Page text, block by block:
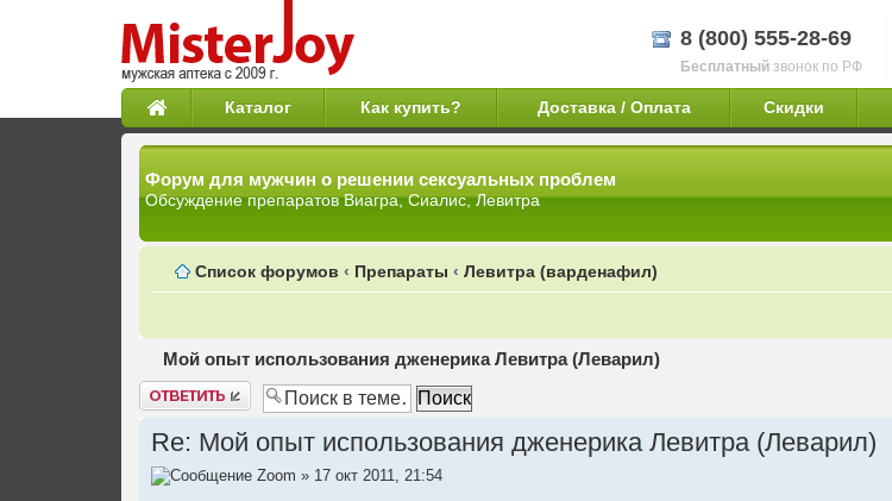
8 (800) 555-28-69
Бесплатный звонок по РФ
Каталог Как купить? Доставка / Оплата Скидки
Форум для мужчин о решении сексуальных проблем
Обсуждение препаратов Виагра, Сиалис, Левитра
Список форумов ‹ Препараты ‹ Левитра (варденафил)
Мой опыт использования дженерика Левитра (Леварил)
Ответить
Re: Мой опыт использования дженерика Левитра (Леварил)
Zoom » 17 окт 2011, 21:54